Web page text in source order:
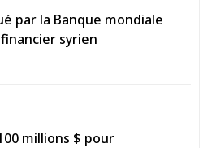
par la Banque mondiale
syrien
millions $ pour